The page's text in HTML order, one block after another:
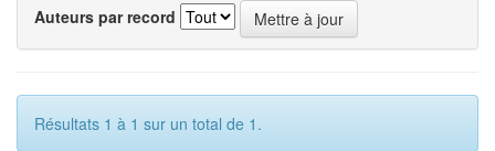
Auteurs par record
Résultats 1 à 1 sur un total de 1.